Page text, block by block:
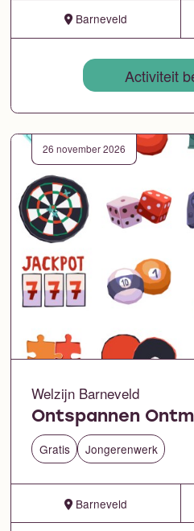
Barneveld
Activiteit
26 november 2026
Welzijn Barneveld
Ontspannen
Gratis Jongerenwerk
Barneveld